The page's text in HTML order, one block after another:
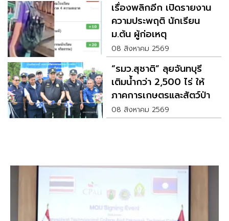
เรื่องพลิกอีก เปิดรายงาน
ความประพฤติ นักเรียน
ม.ต้น ผู้ก่อเหตุ
08 สิงหาคม 2569
“รมว.สุชาติ” ลุยจันทบุรี
เติมน้ำกว่า 2,500 ไร่ ให้
ภาคการเกษตรและสัตว์ป่า
08 สิงหาคม 2569